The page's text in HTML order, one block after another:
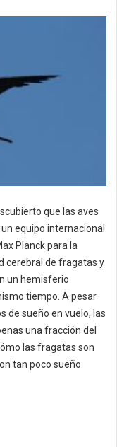
que las aves
equipo internacional
Planck para la
cerebral de fragatas y
un hemisferio
tiempo. A pesar
de sueño en vuelo, las
una fracción del
las fragatas son
tan poco sueño